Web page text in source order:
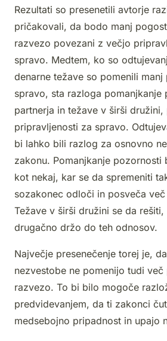
Rezultati so presenetili avtorje
pričakovali, da bodo manj
razvezo povezani z večjo
spravo. Medtem, ko so
denarne težave so pomenili
spravo, sta razloga pomanjkanje
partnerja in težave v širši
pripravljenosti za spravo.
bi lahko bili razlog za osnovno
zakonu. Pomanjkanje pozornosti
kot nekaj, kar se da spremeniti
sozakonec odloči in posveča
Težave v širši družini se da
drugačno držo do teh odnosov.
Največje presenečenje torej je,
nezvestobe ne pomenijo tudi
razvezo. To bi bilo mogoče
predvidevanjem, da ti zakonci
medsebojno pripadnost in upajo